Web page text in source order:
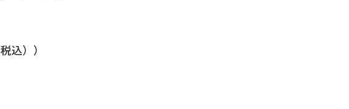
込））